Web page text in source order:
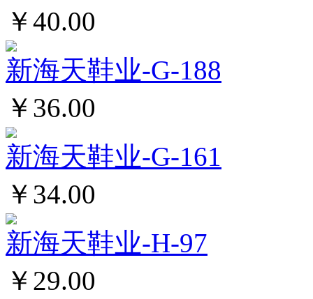
￥40.00
新海天鞋业-G-188
￥36.00
新海天鞋业-G-161
￥34.00
新海天鞋业-H-97
￥29.00